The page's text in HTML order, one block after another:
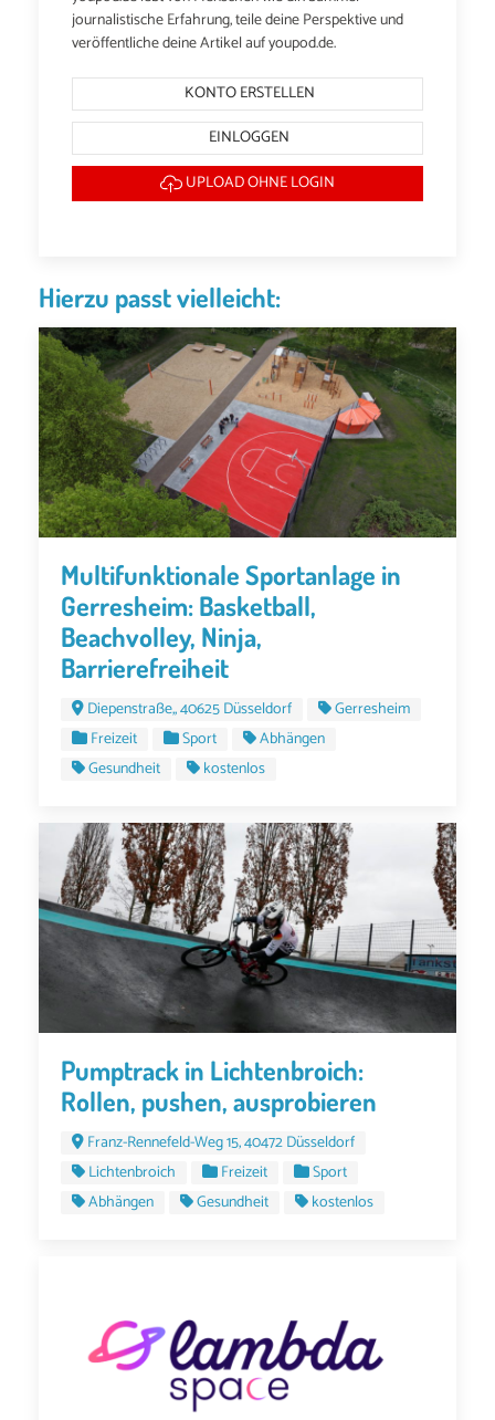
journalistische Erfahrung, teile deine Perspektive und
veröffentliche deine Artikel auf youpod.de.
KONTO ERSTELLEN
EINLOGGEN
UPLOAD OHNE LOGIN
Hierzu passt vielleicht:
Multifunktionale Sportanlage in
Gerresheim: Basketball,
Beachvolley, Ninja,
Barrierefreiheit
Diepenstraße,, 40625 Düsseldorf
Gerresheim
Freizeit
Sport
Abhängen
Gesundheit
kostenlos
Pumptrack in Lichtenbroich:
Rollen, pushen, ausprobieren
Franz-Rennefeld-Weg 15, 40472 Düsseldorf
Lichtenbroich
Freizeit
Sport
Abhängen
Gesundheit kostenlos